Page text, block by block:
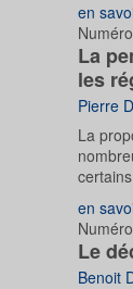
en
La
les
Pierre
La
en
Le
Benoit